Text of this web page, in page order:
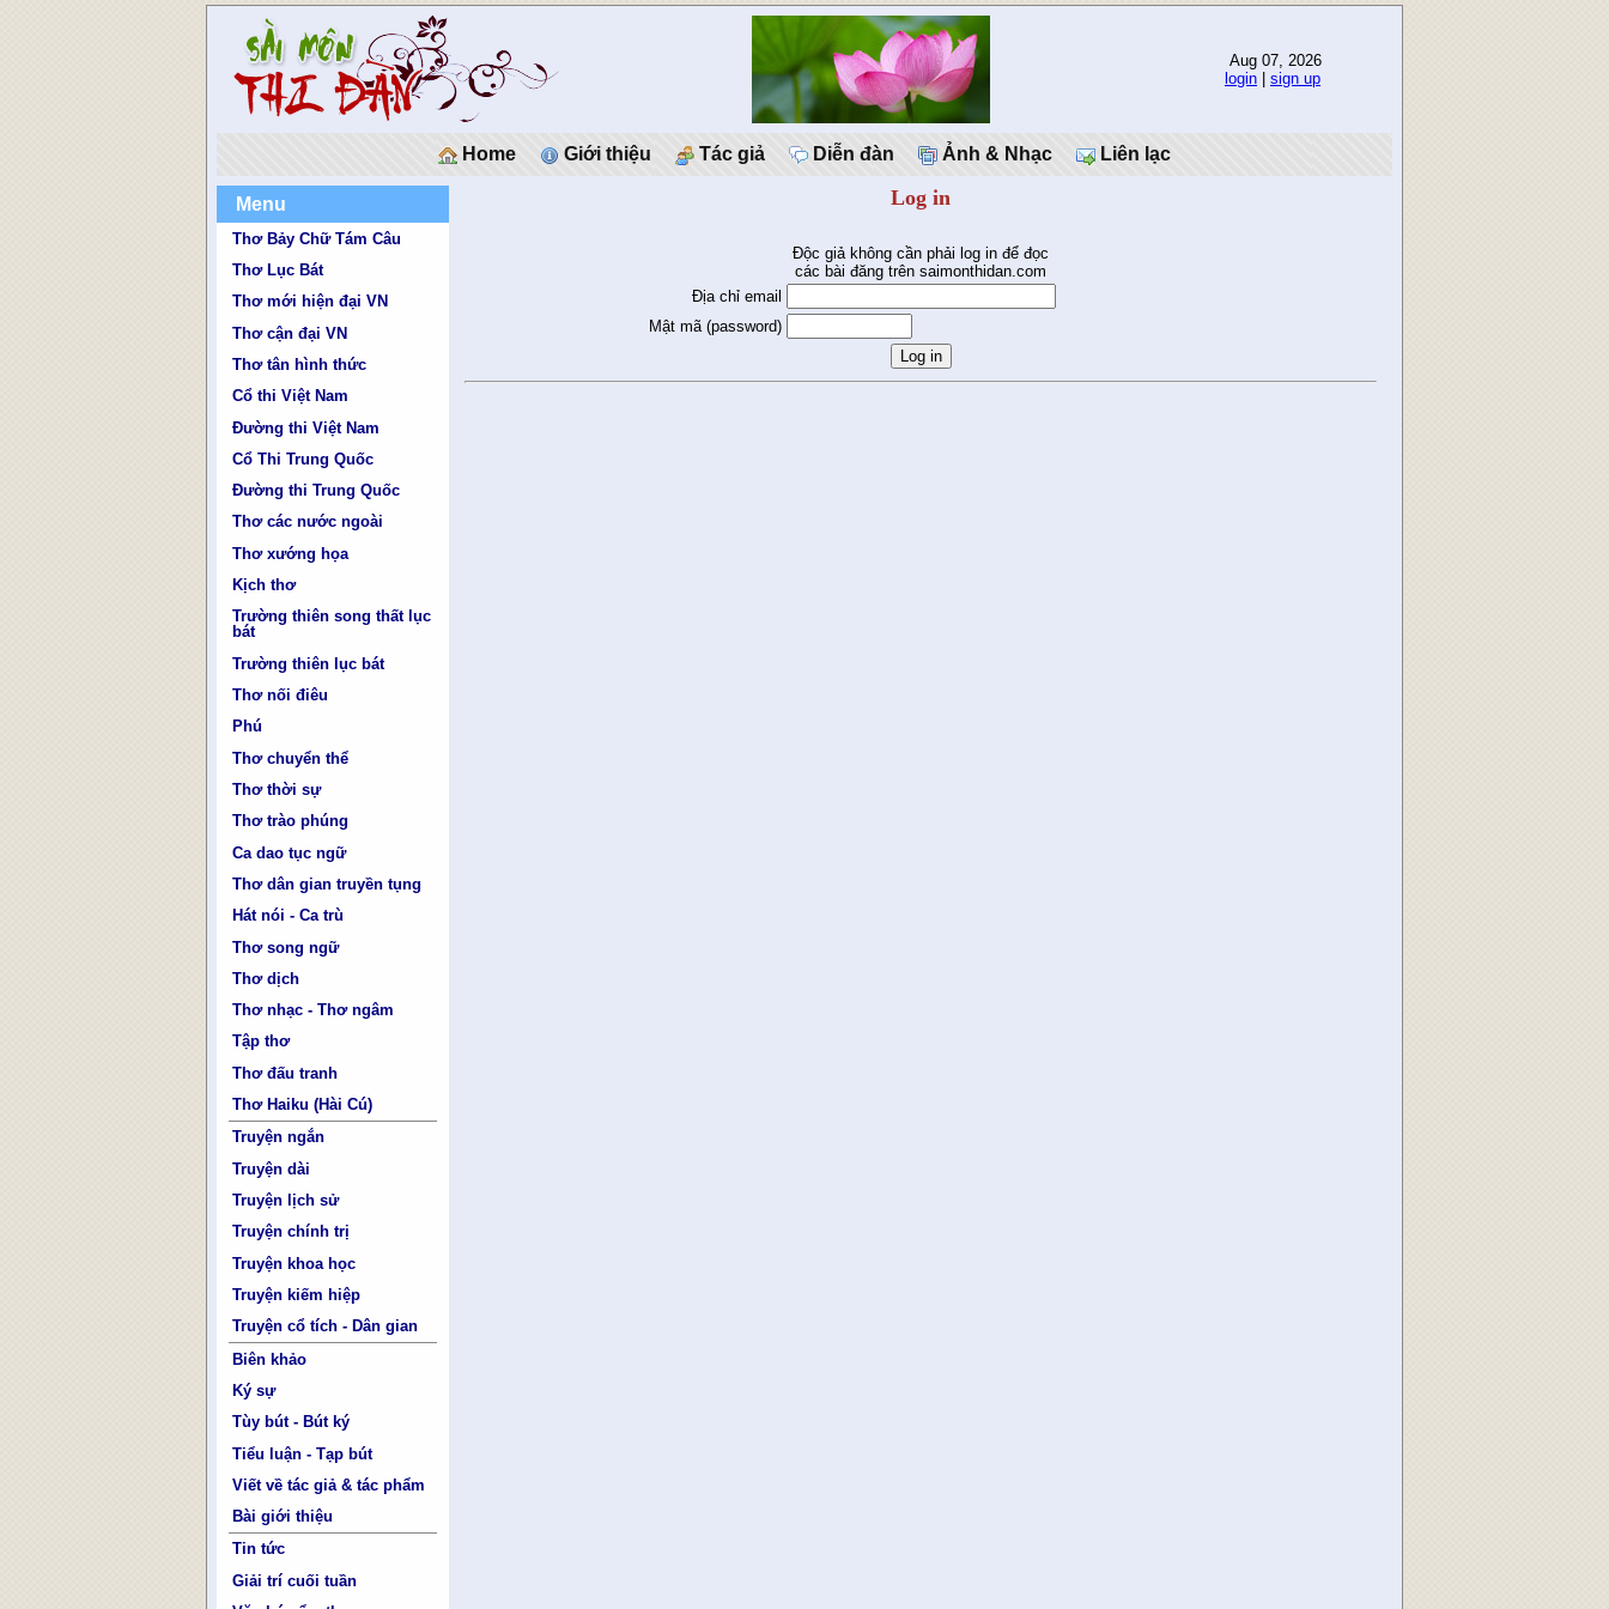
Aug 07, 2026
login
sign up
Home Giới thiệu Tác giả Diễn đàn Ảnh & Nhạc Liên lạc
Menu
Thơ Bảy Chữ Tám Câu
Thơ Lục Bát
Thơ mới hiện đại VN
Thơ cận đại VN
Thơ tân hình thức
Cổ thi Việt Nam
Đường thi Việt Nam
Cổ Thi Trung Quốc
Đường thi Trung Quốc
Thơ các nước ngoài
Thơ xướng họa
Kịch thơ
Trường thiên song thất lục
bát
Trường thiên lục bát
Thơ nối điêu
Phú
Thơ chuyển thể
Thơ thời sự
Thơ trào phúng
Ca dao tục ngữ
Thơ dân gian truyền tụng
Hát nói - Ca trù
Thơ song ngữ
Thơ dịch
Thơ nhạc - Thơ ngâm
Tập thơ
Thơ đấu tranh
Thơ Haiku (Hài Cú)
Truyện ngắn
Truyện dài
Truyện lịch sử
Truyện chính trị
Truyện khoa học
Truyện kiếm hiệp
Truyện cổ tích - Dân gian
Biên khảo
Ký sự
Tùy bút - Bút ký
Tiểu luận - Tạp bút
Viết về tác giả & tác phẩm
Bài giới thiệu
Tin tức
Giải trí cuối tuần
Log in
Độc giả không cần phải log in để đọc
các bài đăng trên saimonthidan.com
Địa chỉ email
Mật mã (password)